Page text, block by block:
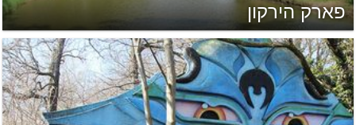
פארק הירקון